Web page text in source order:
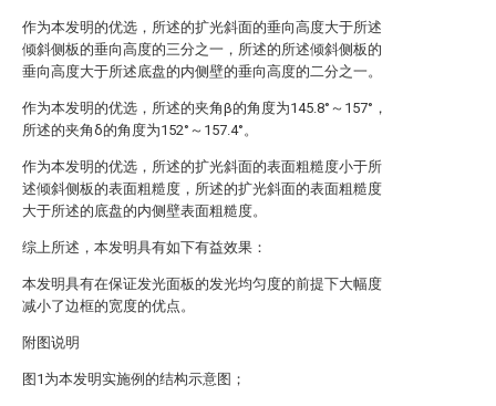
作为本发明的优选，所述的扩光斜面的垂向高度大于所述
倾斜侧板的垂向高度的三分之一，所述的所述倾斜侧板的
垂向高度大于所述底盘的内侧壁的垂向高度的二分之一。
作为本发明的优选，所述的夹角β的角度为145.8°～157°，
所述的夹角δ的角度为152°～157.4°。
作为本发明的优选，所述的扩光斜面的表面粗糙度小于所
述倾斜侧板的表面粗糙度，所述的扩光斜面的表面粗糙度
大于所述的底盘的内侧壁表面粗糙度。
综上所述，本发明具有如下有益效果：
本发明具有在保证发光面板的发光均匀度的前提下大幅度
减小了边框的宽度的优点。
附图说明
图1为本发明实施例的结构示意图；